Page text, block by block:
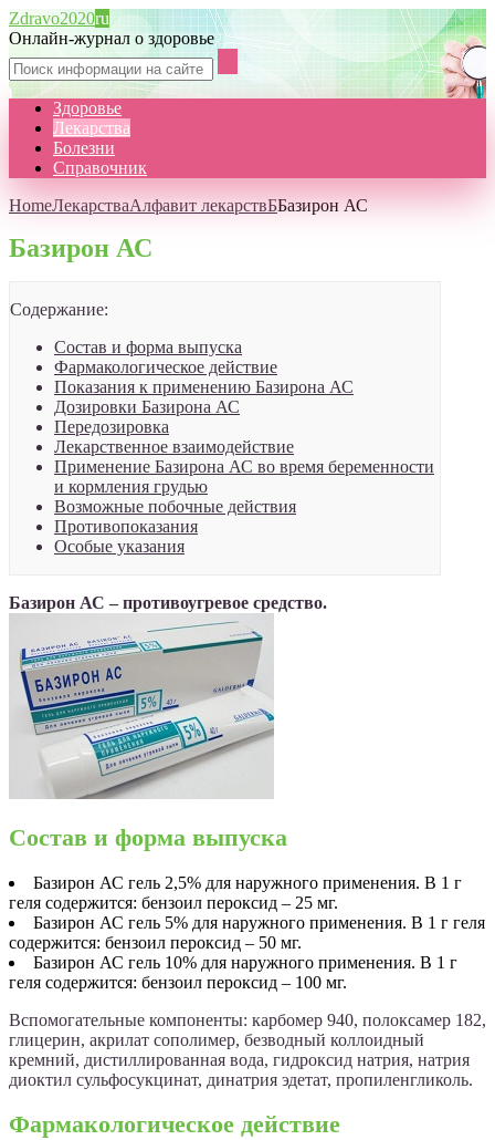
Zdravo2020ru
Онлайн-журнал о здоровье
Здоровье
Лекарства
Болезни
Справочник
HomeЛекарстваАлфавит лекарствББазирон АС
Базирон АС
Содержание:
Состав и форма выпуска
Фармакологическое действие
Показания к применению Базирона АС
Дозировки Базирона АС
Передозировка
Лекарственное взаимодействие
Применение Базирона АС во время беременности
и кормления грудью
Возможные побочные действия
Противопоказания
Особые указания
Базирон АС – противоугревое средство.
Состав и форма выпуска
Базирон АС гель 2,5% для наружного применения. В 1 г
геля содержится: бензоил пероксид – 25 мг.
Базирон АС гель 5% для наружного применения. В 1 г геля
содержится: бензоил пероксид – 50 мг.
Базирон АС гель 10% для наружного применения. В 1 г
геля содержится: бензоил пероксид – 100 мг.
Вспомогательные компоненты: карбомер 940, полоксамер 182,
глицерин, акрилат сополимер, безводный коллоидный
кремний, дистиллированная вода, гидроксид натрия, натрия
диоктил сульфосукцинат, динатрия эдетат, пропиленгликоль.
Фармакологическое действие